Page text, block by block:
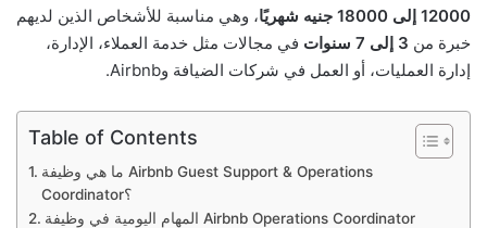
12000 إلى 18000 جنيه شهريًا
، وهي مناسبة للأشخاص الذين لديهم
خبرة من 3 إلى 7 سنوات
في مجالات مثل خدمة العملاء، الإدارة،
إدارة العمليات، أو العمل في شركات الضيافة وAirbnb.
Table of Contents
ما هي وظيفة Airbnb Guest Support & Operations
Coordinator؟
المهام اليومية في وظيفة Airbnb Operations Coordinator